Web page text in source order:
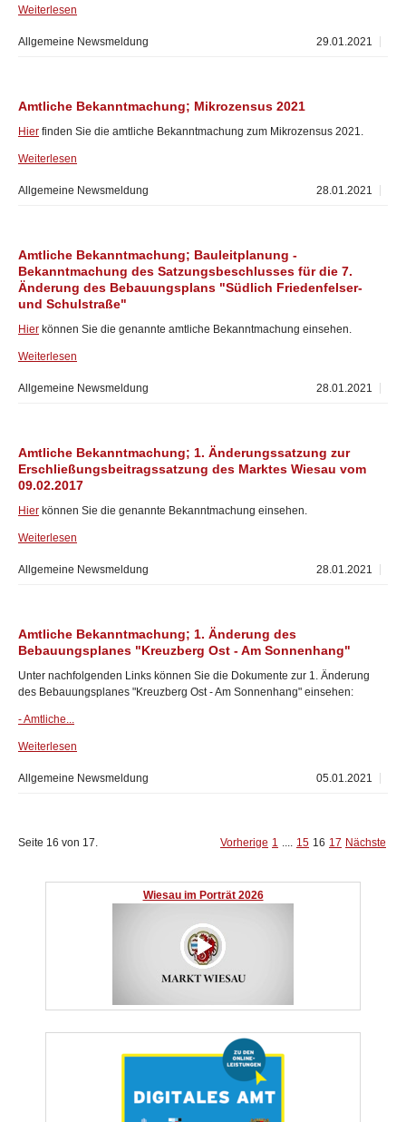
Weiterlesen
29.01.2021
Allgemeine Newsmeldung
Amtliche Bekanntmachung; Mikrozensus 2021
Hier finden Sie die amtliche Bekanntmachung zum Mikrozensus 2021.
Weiterlesen
28.01.2021
Allgemeine Newsmeldung
Amtliche Bekanntmachung; Bauleitplanung -
Bekanntmachung des Satzungsbeschlusses für die 7.
Änderung des Bebauungsplans "Südlich Friedenfelser-
und Schulstraße"
Hier können Sie die genannte amtliche Bekanntmachung einsehen.
Weiterlesen
28.01.2021
Allgemeine Newsmeldung
Amtliche Bekanntmachung; 1. Änderungssatzung zur
Erschließungsbeitragssatzung des Marktes Wiesau vom
09.02.2017
Hier können Sie die genannte Bekanntmachung einsehen.
Weiterlesen
28.01.2021
Allgemeine Newsmeldung
Amtliche Bekanntmachung; 1. Änderung des
Bebauungsplanes "Kreuzberg Ost - Am Sonnenhang"
Unter nachfolgenden Links können Sie die Dokumente zur 1. Änderung
des Bebauungsplanes "Kreuzberg Ost - Am Sonnenhang" einsehen:
- Amtliche...
Weiterlesen
05.01.2021
Allgemeine Newsmeldung
Seite 16 von 17. Vorherige 1 .... 15 16 17 Nächste
Wiesau im Porträt 2026